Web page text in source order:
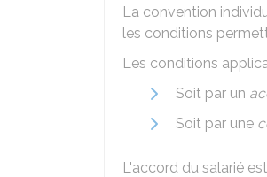
La convention
les conditions
Les conditions
Soit par un
Soit par une
L'accord du salarié